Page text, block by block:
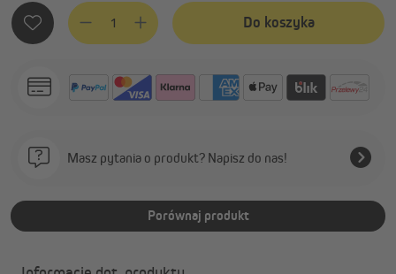
Ilość produktu: Wprowadź żądaną ilość lub użyj
Do koszyka
Masz pytania o produkt? Napisz do nas!
Porównaj produkt